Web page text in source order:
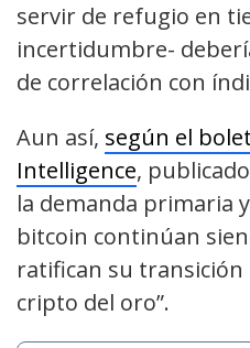
servir de refugio en
incertidumbre-
de correlación con
Aun así, según el
Intelligence,
la demanda primaria
bitcoin continúan
ratifican su transición
cripto del oro”.